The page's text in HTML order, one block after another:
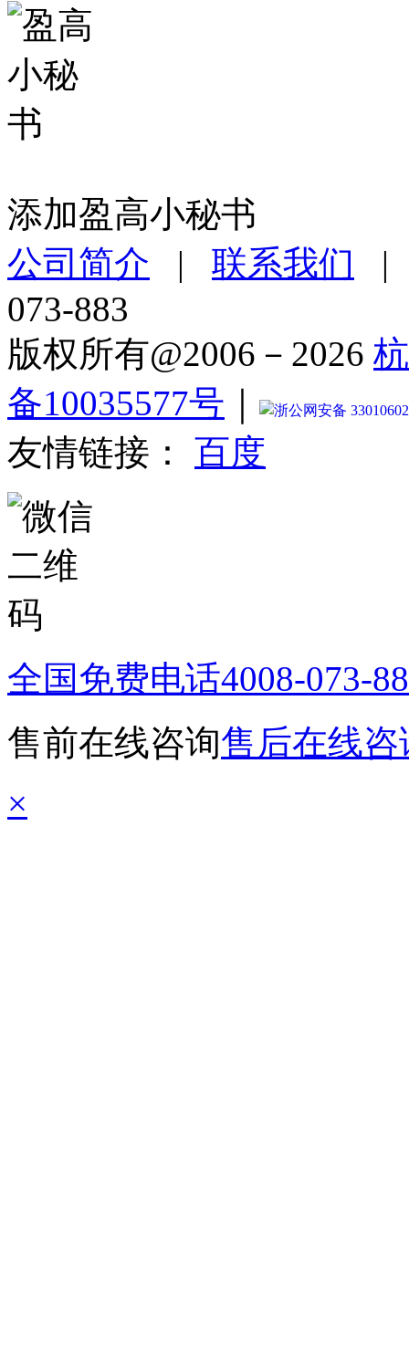
添加盈高小秘书
公司简介 | 联系我们
073-883
版权所有@2006－2026
备10035577号
浙公网安备
友情链接： 百度
全国免费电话4008-073-
售前在线咨询售后在线咨
×